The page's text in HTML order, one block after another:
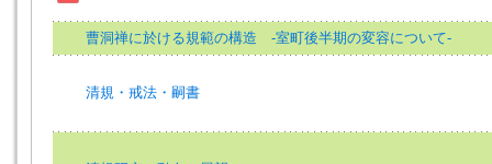
曹洞禅に於ける規範の構造 ‐室町後半期の変容について‐
清規・戒法・嗣書